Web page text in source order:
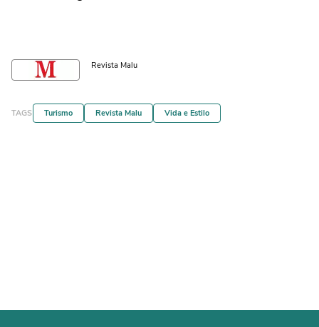
Revista Malu
TAGS Turismo Revista Malu Vida e Estilo